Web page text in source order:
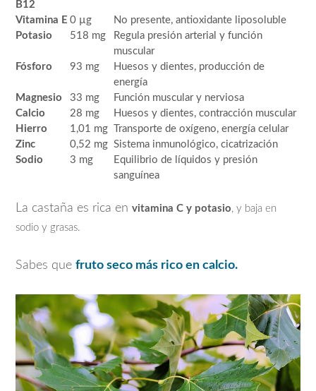
B12
Vitamina E 0 µg
No presente, antioxidante liposoluble
Potasio
518 mg
Regula presión arterial y función
muscular
Fósforo
93 mg
Huesos y dientes, producción de
energía
Magnesio
33 mg
Función muscular y nerviosa
Calcio
28 mg
Huesos y dientes, contracción muscular
Hierro
1,01 mg
Transporte de oxígeno, energía celular
Zinc
0,52 mg Sistema inmunológico, cicatrización
Sodio
3 mg
Equilibrio de líquidos y presión
sanguínea
La castaña es rica en vitamina C y potasio, y baja en
sodio y grasas.
Sabes que fruto seco más rico en calcio.